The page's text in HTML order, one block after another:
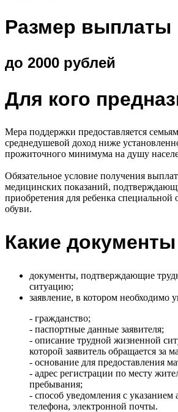
Размер выплаты
до 2000 рублей
Для кого
Мера поддержки предоставляется
среднедушевой доход ниже
прожиточного минимума на душу
Обязательное условие получения
медицинских показаний,
приобретения для ребенка специальной
обуви.
Какие
документы, подтверждающие
ситуацию;
заявление, в котором необходимо
- гражданство;
- паспортные данные заявителя;
- описание трудной жизненной
которой заявитель обращается за
- основание для предоставления
- адрес регистрации по месту
пребывания;
- способ уведомления с указанием
телефона, электронной почты.